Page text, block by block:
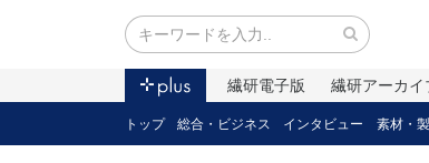
繊研電子版 繊研アーカイ
トップ 総合・ビジネス インタビュー 素材・